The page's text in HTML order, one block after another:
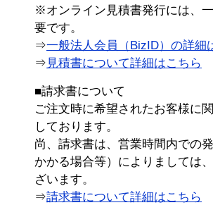
※オンライン見積書発行には、
要です。
⇒一般法人会員（BizID）の詳細
⇒ 見積書について詳細はこちら
■請求書について
ご注文時に希望されたお客様に
しております。
尚、請求書は、営業時間内での
かかる場合等）によりましては
ざいます。
⇒請求書について詳細はこちら